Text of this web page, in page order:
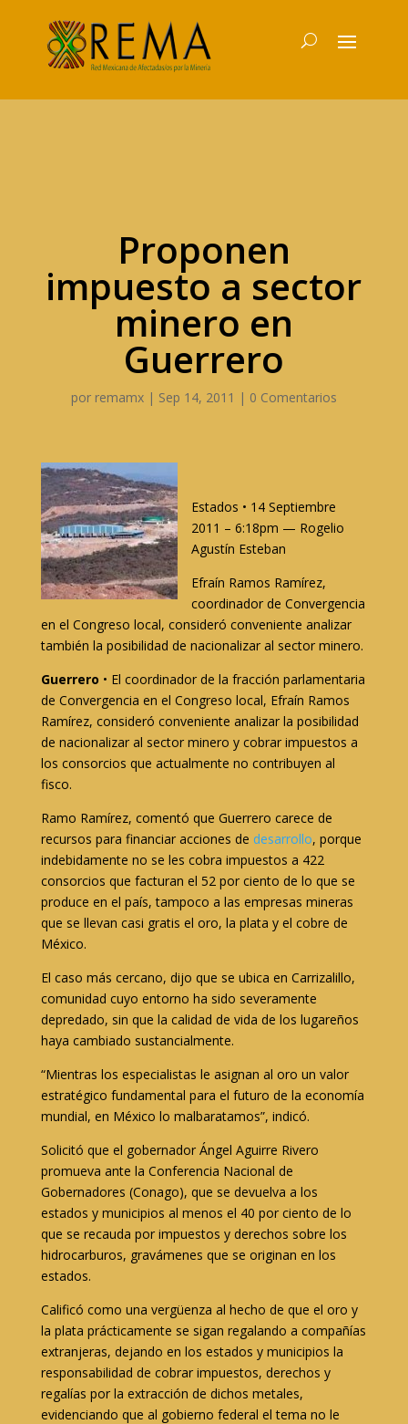
Proponen
impuesto a sector
minero en
Guerrero
por remamx| Sep 14, 2011 | 0 Comentarios
Estados • 14 Septiembre
2011 – 6:18pm — Rogelio
Agustín Esteban
Efraín Ramos Ramírez,
coordinador de Convergencia
en el Congreso local, consideró conveniente analizar
también la posibilidad de nacionalizar al sector minero.
Guerrero • El coordinador de la fracción parlamentaria
de Convergencia en el Congreso local, Efraín Ramos
Ramírez, consideró conveniente analizar la posibilidad
de nacionalizar al sector minero y cobrar impuestos a
los consorcios que actualmente no contribuyen al
fisco.
Ramo Ramírez, comentó que Guerrero carece de
recursos para financiar acciones de desarrollo, porque
indebidamente no se les cobra impuestos a 422
consorcios que facturan el 52 por ciento de lo que se
produce en el país, tampoco a las empresas mineras
que se llevan casi gratis el oro, la plata y el cobre de
México.
El caso más cercano, dijo que se ubica en Carrizalillo,
comunidad cuyo entorno ha sido severamente
depredado, sin que la calidad de vida de los lugareños
haya cambiado sustancialmente.
“Mientras los especialistas le asignan al oro un valor
estratégico fundamental para el futuro de la economía
mundial, en México lo malbaratamos”, indicó.
Solicitó que el gobernador Ángel Aguirre Rivero
promueva ante la Conferencia Nacional de
Gobernadores (Conago), que se devuelva a los
estados y municipios al menos el 40 por ciento de lo
que se recauda por impuestos y derechos sobre los
hidrocarburos, gravámenes que se originan en los
estados.
Calificó como una vergüenza al hecho de que el oro y
la plata prácticamente se sigan regalando a compañías
extranjeras, dejando en los estados y municipios la
responsabilidad de cobrar impuestos, derechos y
regalías por la extracción de dichos metales,
evidenciando que al gobierno federal el tema no le